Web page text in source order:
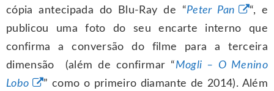
cópia antecipada do Blu-Ray de “Peter Pan
“, e
publicou uma foto do seu encarte interno que
confirma a conversão do filme para a terceira
dimensão (além de confirmar “Mogli – O Menino
Lobo
” como o primeiro diamante de 2014). Além